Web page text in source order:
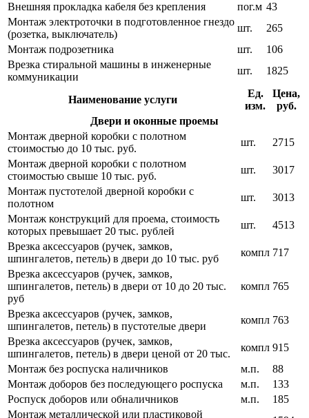
Внешняя прокладка кабеля без крепления
пог.м 43
Монтаж электроточки в подготовленное гнездо
(розетка, выключатель)
шт.
265
Монтаж подрозетника
шт.
106
Врезка стиральной машины в инженерные
коммуникации
шт. 1825
Наименование услуги
Ед.
изм.
Цена,
руб.
Двери и оконные проемы
Монтаж дверной коробки с полотном
стоимостью до 10 тыс. руб.
шт.
2715
Монтаж дверной коробки с полотном
стоимостью свыше 10 тыс. руб.
шт.
3017
Монтаж пустотелой дверной коробки с
полотном
шт.
3013
Монтаж конструкций для проема, стоимость
которых превышает 20 тыс. рублей
шт.
4513
Врезка аксессуаров (ручек, замков,
шпингалетов, петель) в двери до 10 тыс. руб
компл 717
Врезка аксессуаров (ручек, замков,
шпингалетов, петель) в двери от 10 до 20 тыс.
руб
компл 765
Врезка аксессуаров (ручек, замков,
шпингалетов, петель) в пустотелые двери
компл 763
Врезка аксессуаров (ручек, замков,
шпингалетов, петель) в двери ценой от 20 тыс.
компл 915
Монтаж без роспуска наличников
м.п.
88
Монтаж доборов без последующего роспуска
м.п.
133
Роспуск доборов или обналичников
м.п.
185
Монтаж металлической или пластиковой